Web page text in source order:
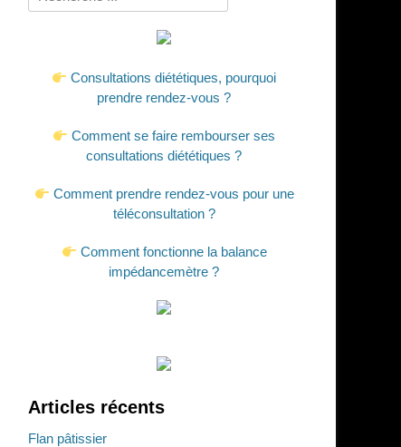
Consultations diététiques, pourquoi
prendre rendez-vous ?
Comment se faire rembourser ses
consultations diététiques ?
Comment prendre rendez-vous pour une
téléconsultation ?
Comment fonctionne la balance
impédancemètre ?
Articles récents
Flan pâtissier